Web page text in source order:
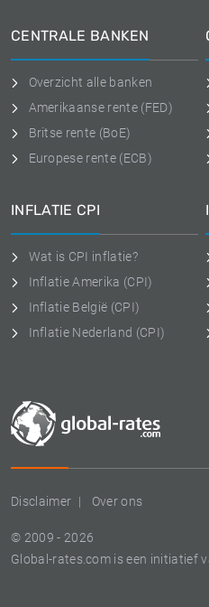
Disclaimer Over ons
© 2009 - 2026
Global-rates.com is een initiatief
CENTRALE BANKEN
Overzicht alle banken
Amerikaanse rente (FED)
Britse rente (BoE)
Europese rente (ECB)
INFLATIE CPI
Wat is CPI inflatie?
Inflatie Amerika (CPI)
Inflatie België (CPI)
Inflatie Nederland (CPI)